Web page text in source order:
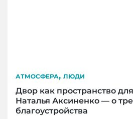
АТМОСФЕРА, ЛЮДИ
Двор как пространство
Наталья Аксиненко — о
благоустройства